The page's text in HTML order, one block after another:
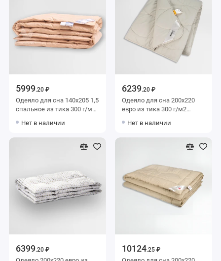
5999.20 ₽
Одеяло для сна 140х205 1,5
спальное из тика 300 г/м2
Нет в наличии
6239.20 ₽
Одеяло для сна 200х220
евро из тика 300 г/м2
силиконизированное
Нет в наличии
6399.20 ₽ 10124.25 ₽